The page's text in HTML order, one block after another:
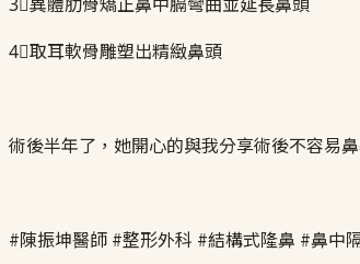
4⃣取耳軟骨雕塑出精緻鼻頭
術後半年了，她開心的與我分享術後不容易
#陳振坤醫師 #整形外科 #結構式隆鼻 #鼻